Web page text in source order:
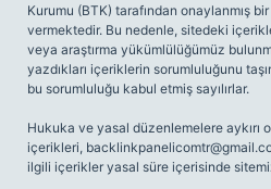
Kurumu (BTK) tarafından onaylanmış
vermektedir. Bu nedenle, sitedeki
veya araştırma yükümlülüğümüz
yazdıkları içeriklerin sorumluluğunu
bu sorumluluğu kabul etmiş sayılırlar.
Hukuka ve yasal düzenlemelere aykırı
içerikleri,
ilgili içerikler yasal süre içerisinde